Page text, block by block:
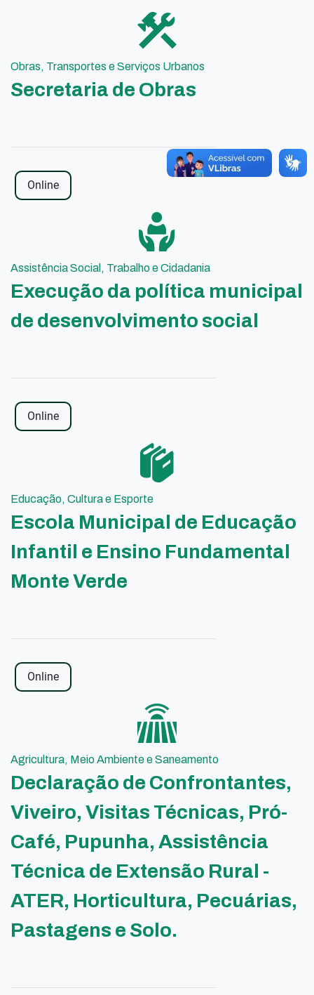
Obras, Transportes e Serviços Urbanos
Secretaria de Obras
Online
Assistência Social, Trabalho e Cidadania
Execução da política municipal
de desenvolvimento social
Online
Educação, Cultura e Esporte
Escola Municipal de Educação
Infantil e Ensino Fundamental
Monte Verde
Online
Agricultura, Meio Ambiente e Saneamento
Declaração de Confrontantes,
Viveiro, Visitas Técnicas, Pró-
Café, Pupunha, Assistência
Técnica de Extensão Rural -
ATER, Horticultura, Pecuárias,
Pastagens e Solo.